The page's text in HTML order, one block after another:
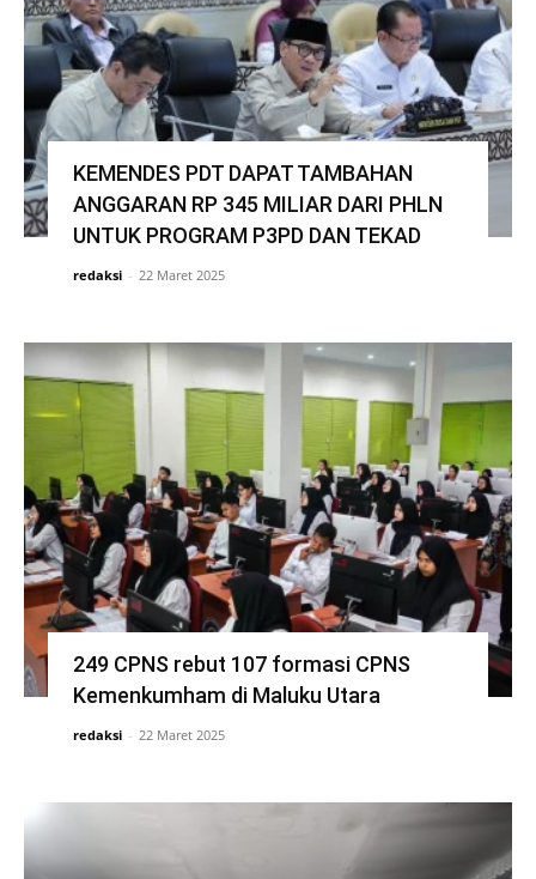
KEMENDES PDT DAPAT TAMBAHAN
ANGGARAN RP 345 MILIAR DARI PHLN
UNTUK PROGRAM P3PD DAN TEKAD
redaksi - 22 Maret 2025
249 CPNS rebut 107 formasi CPNS
Kemenkumham di Maluku Utara
redaksi - 22 Maret 2025